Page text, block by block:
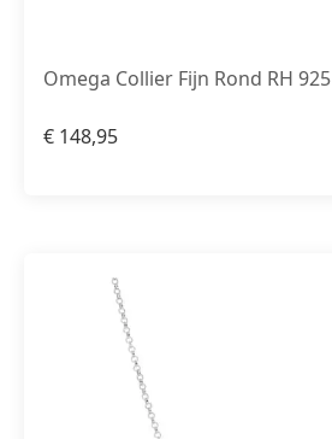
Omega Collier Fijn Rond RH 925
€ 148,95